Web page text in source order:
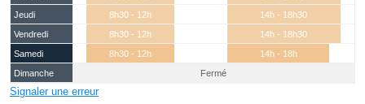
Jeudi
8h30 - 12h
14h - 18h30
Vendredi
8h30 - 12h
14h - 18h30
Samedi
8h30 - 12h
14h - 18h
Dimanche
Fermé
Signaler une erreur